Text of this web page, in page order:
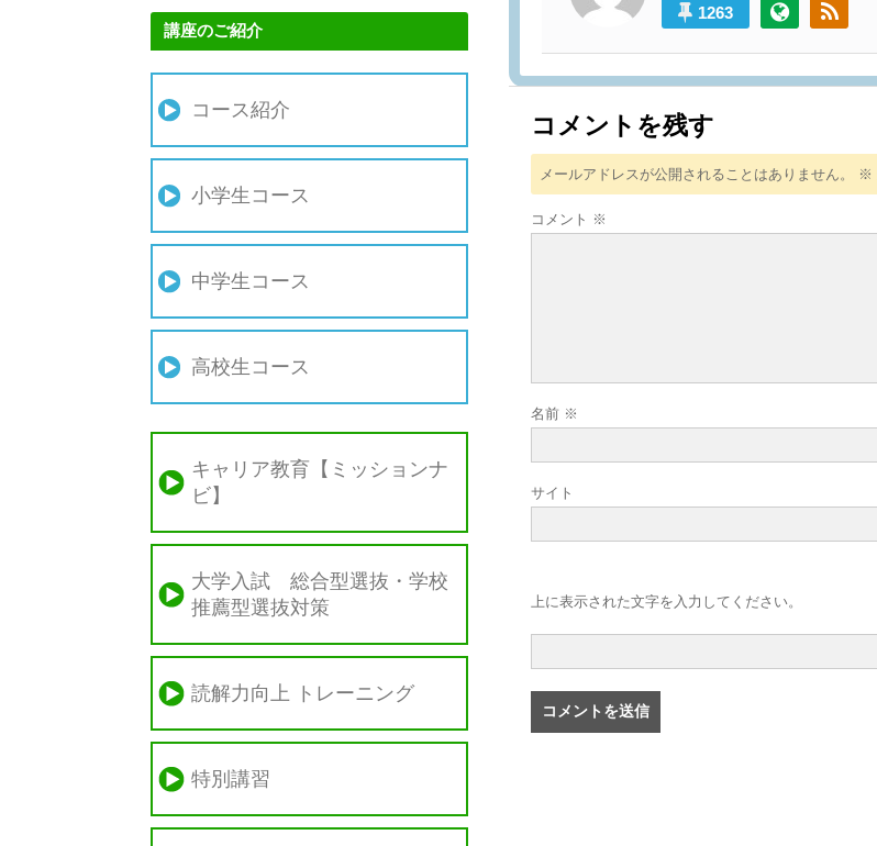
1263
コメントを残す
メールアドレスが公開されることはありません。 ※
コメント ※
名前 ※
サイト
上に表示された文字を入力してください。
講座のご紹介
コース紹介
小学生コース
中学生コース
高校生コース
キャリア教育【ミッションナ
ビ】
大学入試 総合型選抜・学校
推薦型選抜対策
読解力向上 トレーニング
特別講習